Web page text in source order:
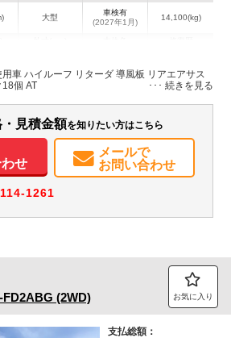
大型
車検有
(2027年1月)
14,100(kg)
W:2,490
H:3,730
無
装備情報
ーフ リターダ 導風板 リアエアサス
フック18個 AT
見積金額を知りたい方はこちら
せ
メールで
お問い合わせ
114-1261
FD2ABG (2WD) お気に入り
支払総額：